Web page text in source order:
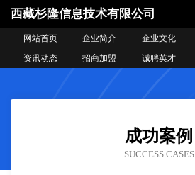
西藏杉隆信息技术有限公司
网站首页 企业简介 企业文化
资讯动态
招商加盟 诚聘英才
成功案例
SUCCESS CASES